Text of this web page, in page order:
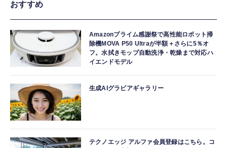
おすすめ
Amazonプライム感謝祭で高性能ロボット掃
除機MOVA P50 Ultraが半額＋さらに5％オ
フ。水拭きモップ自動洗浄・乾燥まで対応ハ
イエンドモデル
生成AIグラビアギャラリー
テクノエッジ アルファ会員登録はこちら。コ